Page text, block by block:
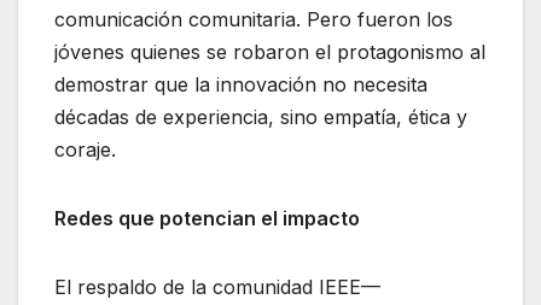
comunicación comunitaria. Pero fueron los
jóvenes quienes se robaron el protagonismo al
demostrar que la innovación no necesita
décadas de experiencia, sino empatía, ética y
coraje.
Redes que potencian el impacto
El respaldo de la comunidad IEEE—